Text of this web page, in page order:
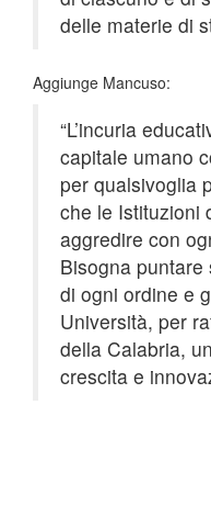
delle materie di
Aggiunge Mancuso:
“L’incuria
capitale umano
per qualsivoglia
che le Istituzioni
aggredire con
Bisogna
di ogni ordine e
Università, per
della Calabria,
crescita e